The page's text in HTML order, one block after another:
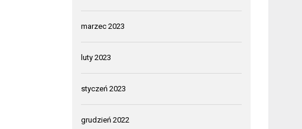
marzec 2023
luty 2023
styczeń 2023
grudzień 2022